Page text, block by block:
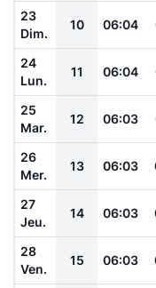
23
Dim.
10 06:04
24
Lun.
11 06:04
25
Mar.
12 06:03
26
Mer.
13 06:03
27
Jeu.
14 06:03
28
Ven.
15 06:03